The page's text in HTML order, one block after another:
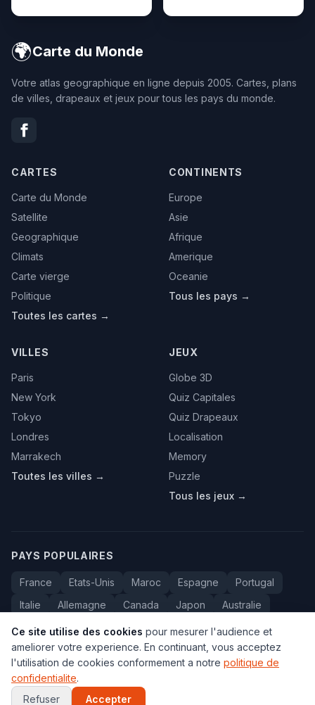
🌍Carte du Monde
Votre atlas geographique en ligne depuis 2005. Cartes, plans
de villes, drapeaux et jeux pour tous les pays du monde.
CARTES
Carte du Monde
Satellite
Geographique
Climats
Carte vierge
Politique
Toutes les cartes →
CONTINENTS
Europe
Asie
Afrique
Amerique
Oceanie
Tous les pays →
VILLES
Paris
New York
Tokyo
Londres
Marrakech
Toutes les villes →
JEUX
Globe 3D
Quiz Capitales
Quiz Drapeaux
Localisation
Memory
Puzzle
Tous les jeux →
PAYS POPULAIRES
France Etats-Unis Maroc Espagne
Portugal
Italie
Allemagne Canada Japon
Australie
Bresil
Algerie Tunisie Belgique Drapeaux
© 2005-2026 Carte du Monde. Tous droits reserves.
•Contact Confidentialite
Ce site utilise des cookies pour mesurer l'audience et
ameliorer votre experience. En continuant, vous acceptez
l'utilisation de cookies conformement a notre politique de
confidentialite.
Refuser
Accepter